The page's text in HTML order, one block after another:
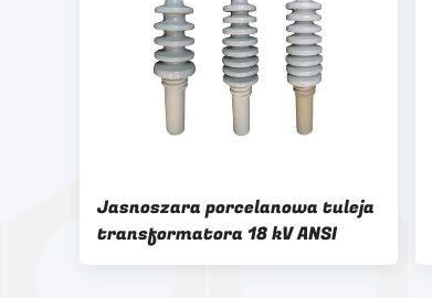
Jasnoszara porcelanowa tuleja
transformatora 18 kV ANSI